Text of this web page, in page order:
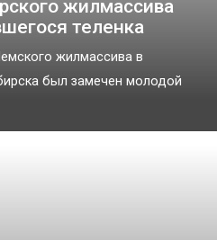
жилмассива
теленка
жилмассива в
был замечен молодой